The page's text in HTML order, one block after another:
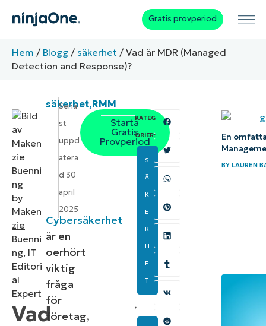
Gratis provperiod
Hem / Blogg / säkerhet / Vad är MDR (Managed
Detection and Response)?
Vad
by
Maken
zie
Buenni
ng, IT
Editori
al
Expert
säkerhet,RMM
Sena
st
uppd
atera
d 30
april
2025
Cybersäkerhet
är en
oerhört
viktig
fråga
för
företag,
Starta
Gratis
Provperiod
KATEG
ORIER:
S
Ä
K
E
R
H
E
T
,
En
BY LAUREN